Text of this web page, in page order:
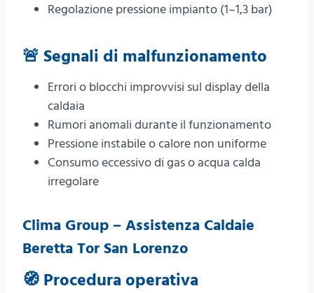
Regolazione pressione impianto (1–1,3 bar)
🚨 Segnali di malfunzionamento
Errori o blocchi improvvisi sul display della
caldaia
Rumori anomali durante il funzionamento
Pressione instabile o calore non uniforme
Consumo eccessivo di gas o acqua calda
irregolare
Clima Group – Assistenza Caldaie
Beretta Tor San Lorenzo
🧭 Procedura operativa